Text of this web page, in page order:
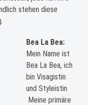
stehen diese
Bea La Bea:
Mein Name ist
Bea La Bea, ich
bin Visagistin
und Styleistin
Meine primäre